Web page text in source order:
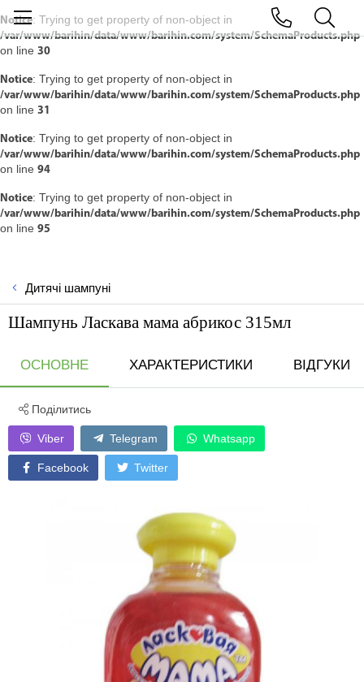
Notice: Trying to get property of non-object in
/var/www/barihin/data/www/barihin.com/system/SchemaProducts.php
on line 30
Notice: Trying to get property of non-object in
/var/www/barihin/data/www/barihin.com/system/SchemaProducts.php
on line 31
Notice: Trying to get property of non-object in
/var/www/barihin/data/www/barihin.com/system/SchemaProducts.php
on line 94
Notice: Trying to get property of non-object in
/var/www/barihin/data/www/barihin.com/system/SchemaProducts.php
on line 95
Дитячі шампуні
Шампунь Ласкава мама абрикос 315мл
ОСНОВНЕ ХАРАКТЕРИСТИКИ ВІДГУКИ
Поділитись
Viber Telegram Whatsapp
Facebook Twitter